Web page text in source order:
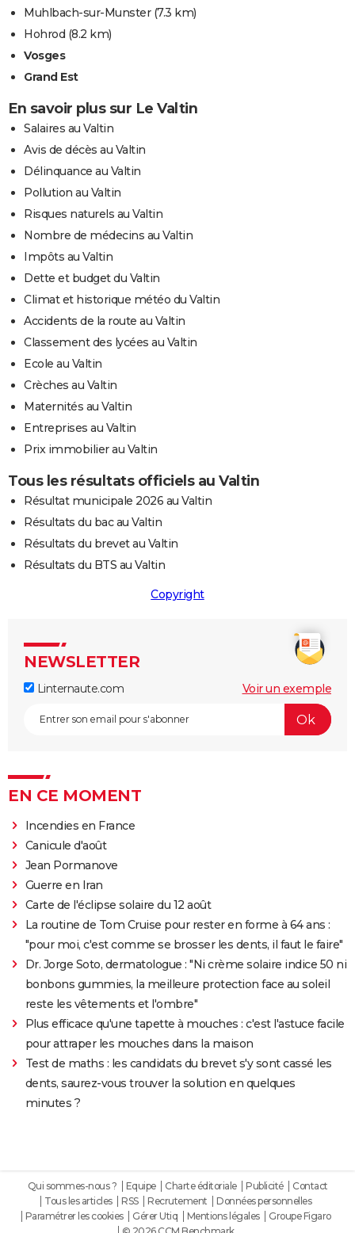
Muhlbach-sur-Munster(7.3 km)
Hohrod (8.2 km)
Vosges
Grand Est
En savoir plus sur Le Valtin
Salaires au Valtin
Avis de décès au Valtin
Délinquance au Valtin
Pollution au Valtin
Risques naturels au Valtin
Nombre de médecins au Valtin
Impôts au Valtin
Dette et budget du Valtin
Climat et historique météo du Valtin
Accidents de la route au Valtin
Classement des lycées au Valtin
Ecole au Valtin
Crèches au Valtin
Maternités au Valtin
Entreprises au Valtin
Prix immobilier au Valtin
Tous les résultats officiels au Valtin
Résultat municipale 2026 au Valtin
Résultats du bac au Valtin
Résultats du brevet au Valtin
Résultats du BTS au Valtin
Copyright
NEWSLETTER
Linternaute.com Voir un exemple
EN CE MOMENT
Incendies en France
Canicule d'août
Jean Pormanove
Guerre en Iran
Carte de l'éclipse solaire du 12 août
La routine de Tom Cruise pour rester en forme à 64 ans :
"pour moi, c'est comme se brosser les dents, il faut le faire"
Dr. Jorge Soto, dermatologue : "Ni crème solaire indice 50 ni
bonbons gummies, la meilleure protection face au soleil
reste les vêtements et l'ombre"
Plus efficace qu'une tapette à mouches : c'est l'astuce facile
pour attraper les mouches dans la maison
Test de maths : les candidats du brevet s'y sont cassé les
dents, saurez-vous trouver la solution en quelques
minutes ?
Qui sommes-nous ? Equipe Charte éditoriale Publicité
Contact
Tous les articles
RSS Recrutement
Données personnelles
Paramétrer les cookies
Gérer Utiq Mentions légales
Groupe Figaro